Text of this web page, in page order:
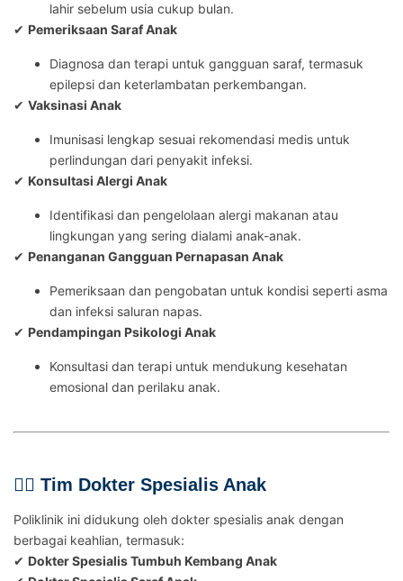
lahir sebelum usia cukup bulan.
✔ Pemeriksaan Saraf Anak
Diagnosa dan terapi untuk gangguan saraf, termasuk
epilepsi dan keterlambatan perkembangan.
✔ Vaksinasi Anak
Imunisasi lengkap sesuai rekomendasi medis untuk
perlindungan dari penyakit infeksi.
✔ Konsultasi Alergi Anak
Identifikasi dan pengelolaan alergi makanan atau
lingkungan yang sering dialami anak-anak.
✔ Penanganan Gangguan Pernapasan Anak
Pemeriksaan dan pengobatan untuk kondisi seperti asma
dan infeksi saluran napas.
✔ Pendampingan Psikologi Anak
Konsultasi dan terapi untuk mendukung kesehatan
emosional dan perilaku anak​.
👨‍⚕️ Tim Dokter Spesialis Anak
Poliklinik ini didukung oleh dokter spesialis anak dengan
berbagai keahlian, termasuk:
✔ Dokter Spesialis Tumbuh Kembang Anak